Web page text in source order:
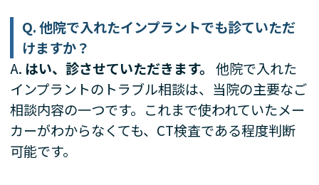
Q. 他院で入れたインプラントでも診ていただ
けますか？
A. はい、診させていただきます。 他院で入れた
インプラントのトラブル相談は、当院の主要なご
相談内容の一つです。これまで使われていたメー
カーがわからなくても、CT検査である程度判断
可能です。